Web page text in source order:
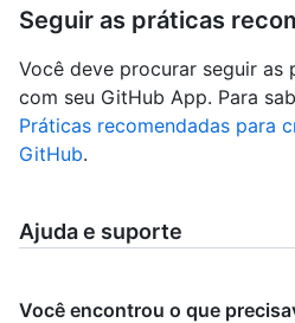
Seguir as práticas
Você deve procurar seguir as
com seu GitHub App. Para
Práticas recomendadas para
GitHub.
Ajuda e suporte
Você encontrou o que